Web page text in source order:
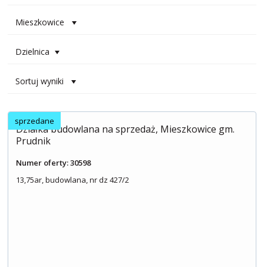
Mieszkowice
Dzielnica
Sortuj wyniki
sprzedane
Działka budowlana na sprzedaż, Mieszkowice gm.
Prudnik
Numer oferty: 30598
13,75ar, budowlana, nr dz 427/2